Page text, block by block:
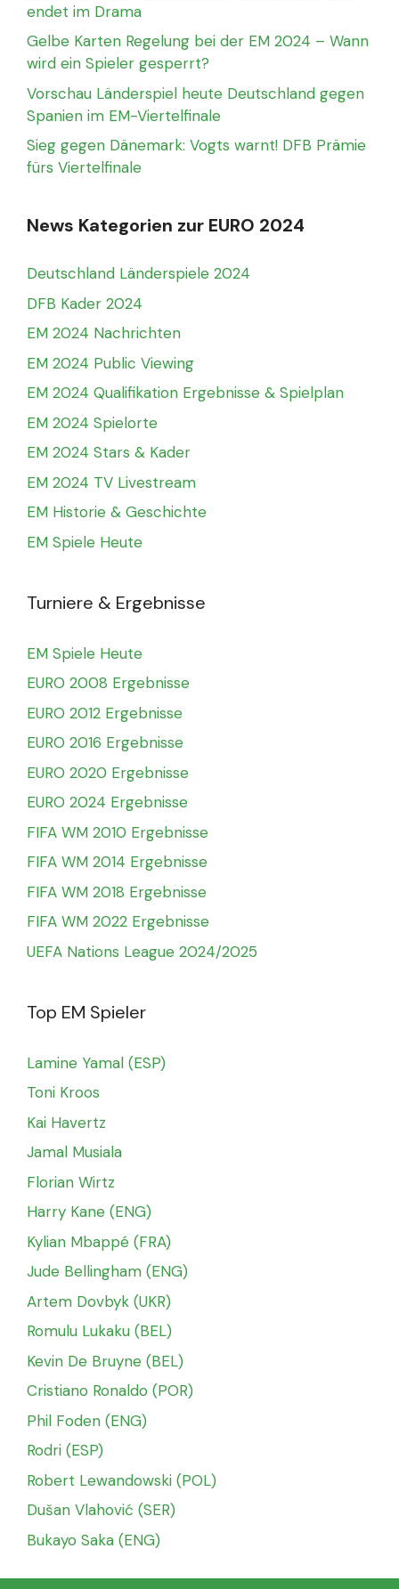
endet im Drama
Gelbe Karten Regelung bei der EM 2024 – Wann
wird ein Spieler gesperrt?
Vorschau Länderspiel heute Deutschland gegen
Spanien im EM-Viertelfinale
Sieg gegen Dänemark: Vogts warnt! DFB Prämie
fürs Viertelfinale
News Kategorien zur EURO 2024
Deutschland Länderspiele 2024
DFB Kader 2024
EM 2024 Nachrichten
EM 2024 Public Viewing
EM 2024 Qualifikation Ergebnisse & Spielplan
EM 2024 Spielorte
EM 2024 Stars & Kader
EM 2024 TV Livestream
EM Historie & Geschichte
EM Spiele Heute
Turniere & Ergebnisse
EM Spiele Heute
EURO 2008 Ergebnisse
EURO 2012 Ergebnisse
EURO 2016 Ergebnisse
EURO 2020 Ergebnisse
EURO 2024 Ergebnisse
FIFA WM 2010 Ergebnisse
FIFA WM 2014 Ergebnisse
FIFA WM 2018 Ergebnisse
FIFA WM 2022 Ergebnisse
UEFA Nations League 2024/2025
Top EM Spieler
Lamine Yamal (ESP)
Toni Kroos
Kai Havertz
Jamal Musiala
Florian Wirtz
Harry Kane (ENG)
Kylian Mbappé (FRA)
Jude Bellingham (ENG)
Artem Dovbyk (UKR)
Romulu Lukaku (BEL)
Kevin De Bruyne (BEL)
Cristiano Ronaldo (POR)
Phil Foden (ENG)
Rodri (ESP)
Robert Lewandowski (POL)
Dušan Vlahović (SER)
Bukayo Saka (ENG)